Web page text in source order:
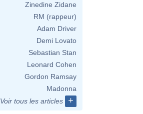
Zinedine Zidane
RM (rappeur)
Adam Driver
Demi Lovato
Sebastian Stan
Leonard Cohen
Gordon Ramsay
Madonna
Voir tous les articles
+